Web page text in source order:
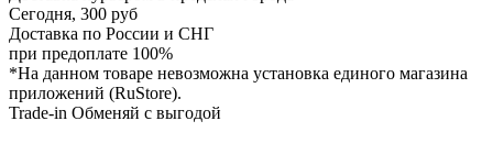
Сегодня, 300 руб
Доставка по России и СНГ
при предоплате 100%
*На данном товаре невозможна установка единого магазина
приложений (RuStore).
Trade-in Обменяй с выгодой